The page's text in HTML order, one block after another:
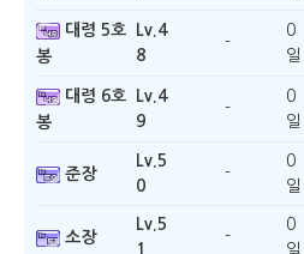
대령 5호
봉
Lv.4
8
-
0
일
대령 6호
봉
Lv.4
9
-
0
일
준장
Lv.5
0
-
0
일
소장
Lv.5
1
-
0
일